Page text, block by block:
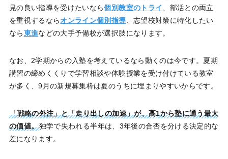
見の良い指導を受けたいなら個別教室のトライ、部活との両立
を重視するならオンライン個別指導、志望校対策に特化したい
なら東進などの大手予備校が選択肢になります。
なお、2学期からの入塾を考えているなら動くのは今です。夏期
講習の締めくくりで学習相談や体験授業を受け付けている教室
が多く、9月の新規募集枠は夏のうちに埋まりやすいからです。
「戦略の外注」と「走り出しの加速」が、高1から塾に通う最大
の価値。独学で失われる半年は、3年後の合否を分ける決定的な
差になります。